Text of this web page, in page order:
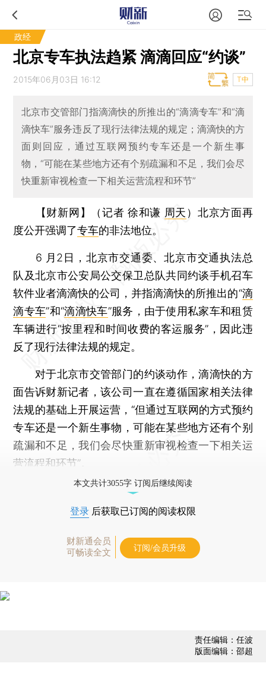
政经
北京专车执法趋紧 滴滴回应“约谈”
2015年06月03日 16:12 T中
北京市交管部门指滴滴快的所推出的“滴滴专车”和“滴
滴快车”服务违反了现行法律法规的规定；滴滴快的方
面则回应，通过互联网预约专车还是一个新生事
物，“可能在某些地方还有个别疏漏和不足，我们会尽
快重新审视检查一下相关运营流程和环节”
【财新网】（记者 徐和谦 周天 ） 北京方面再
度公开强调了专车的非法地位。
6 月2日，北京市交通委、北京市交通执法总
队及北京市公安局公交保卫总队共同约谈手机召车
软件业者滴滴快的公司，并指滴滴快的所推出的“滴
滴专车”和“滴滴快车”服务，由于使用私家车和租赁
车辆进行“按里程和时间收费的客运服务”，因此违
反了现行法律法规的规定。
对于北京市交管部门的约谈动作，滴滴快的方
面告诉财新记者，该公司一直在遵循国家相关法律
法规的基础上开展运营，“但通过互联网的方式预约
专车还是一个新生事物，可能在某些地方还有个别
疏漏和不足，我们会尽快重新审视检查一下相关运
营流程和环节”。
本文共计3055字 订阅后继续阅读
登录 后获取已订阅的阅读权限
财新通会员
可畅读全文
订阅/会员升级
责任编辑：任波
版面编辑：邵超